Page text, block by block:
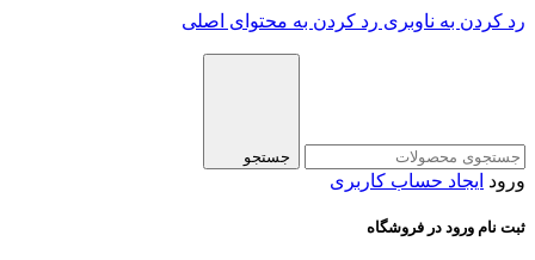
رد کردن به ناوبری رد کردن به محتوای اصلی
جستجو
ورود ایجاد حساب کاربری
ثبت نام ورود در فروشگاه